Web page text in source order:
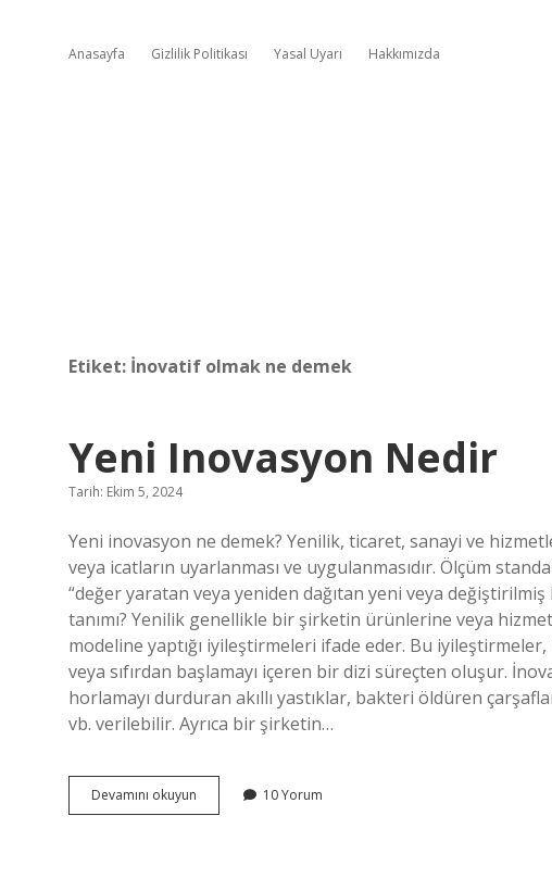
Anasayfa Gizlilik Politikası Yasal Uyarı Hakkımızda
Etiket: İnovatif olmak ne demek
Yeni Inovasyon Nedir
Tarih: Ekim 5, 2024
Yeni inovasyon ne demek? Yenilik, ticaret, sanayi ve
veya icatların uyarlanması ve uygulanmasıdır. Ölçüm
“değer yaratan veya yeniden dağıtan yeni veya
tanımı? Yenilik genellikle bir şirketin ürünlerine veya
modeline yaptığı iyileştirmeleri ifade eder. Bu
veya sıfırdan başlamayı içeren bir dizi süreçten oluşur.
horlamayı durduran akıllı yastıklar, bakteri öldüren
vb. verilebilir. Ayrıca bir şirketin…
Devamını okuyun
Inovasyon
10 Yorum